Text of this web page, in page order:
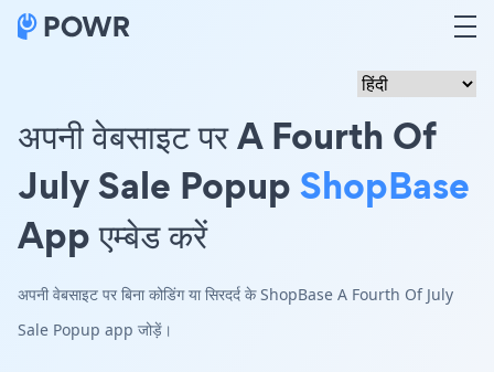
अपनी वेबसाइट पर A Fourth Of
July Sale PopupShopBase
App एम्बेड करें
अपनी वेबसाइट पर बिना कोडिंग या सिरदर्द के ShopBase A Fourth Of July
Sale Popup app जोड़ें।